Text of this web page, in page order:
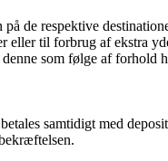
de respektive
eller til forbrug af ekstra
som følge af forhold
samtidigt med